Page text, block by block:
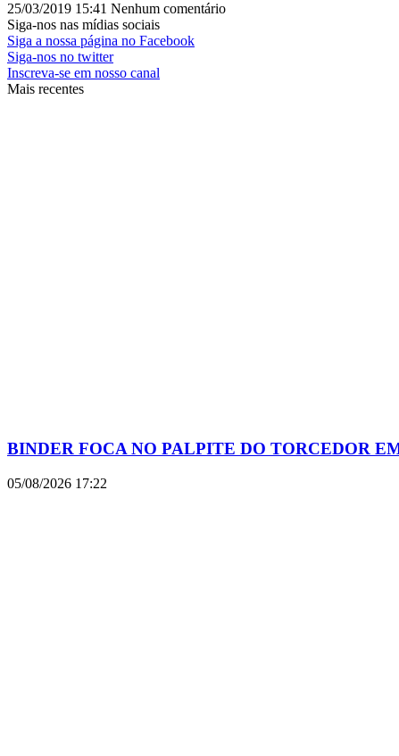
25/03/2019 15:41 Nenhum comentário
Siga-nos nas mídias sociais
Siga a nossa página no Facebook
Siga-nos no twitter
Inscreva-se em nosso canal
Mais recentes
BINDER FOCA NO PALPITE DO TORCEDOR
05/08/2026 17:22